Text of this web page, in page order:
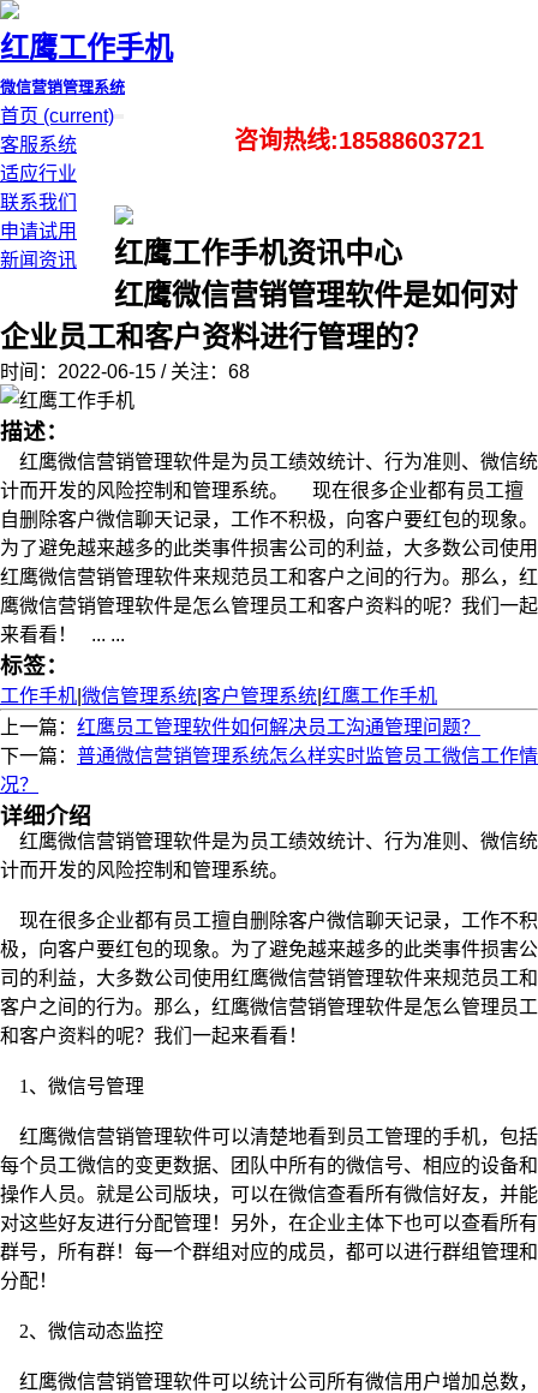
红鹰工作手机
微信营销管理系统
首页 (current)
客服系统
适应行业
联系我们
申请试用
新闻资讯
咨询热线:18588603721
红鹰工作手机资讯中心
红鹰微信营销管理软件是如何对
企业员工和客户资料进行管理的？
时间：2022-06-15 / 关注：68
描述：
红鹰微信营销管理软件是为员工绩效统计、行为准则、微信统
计而开发的风险控制和管理系统。 现在很多企业都有员工擅
自删除客户微信聊天记录，工作不积极，向客户要红包的现象。
为了避免越来越多的此类事件损害公司的利益，大多数公司使用
红鹰微信营销管理软件来规范员工和客户之间的行为。那么，红
鹰微信营销管理软件是怎么管理员工和客户资料的呢？我们一起
来看看！ ... ...
标签：
工作手机 微信管理系统 客户管理系统 红鹰工作手机
上一篇： 红鹰员工管理软件如何解决员工沟通管理问题？
下一篇： 普通微信营销管理系统怎么样实时监管员工微信工作情
况？
详细介绍
红鹰微信营销管理软件是为员工绩效统计、行为准则、微信统
计而开发的风险控制和管理系统。
现在很多企业都有员工擅自删除客户微信聊天记录，工作不积
极，向客户要红包的现象。为了避免越来越多的此类事件损害公
司的利益，大多数公司使用红鹰微信营销管理软件来规范员工和
客户之间的行为。那么，红鹰微信营销管理软件是怎么管理员工
和客户资料的呢？我们一起来看看！
1、微信号管理
红鹰微信营销管理软件可以清楚地看到员工管理的手机，包括
每个员工微信的变更数据、团队中所有的微信号、相应的设备和
操作人员。就是公司版块，可以在微信查看所有微信好友，并能
对这些好友进行分配管理！另外，在企业主体下也可以查看所有
群号，所有群！每一个群组对应的成员，都可以进行群组管理和
分配！
2、微信动态监控
红鹰微信营销管理软件可以统计公司所有微信用户增加总数，